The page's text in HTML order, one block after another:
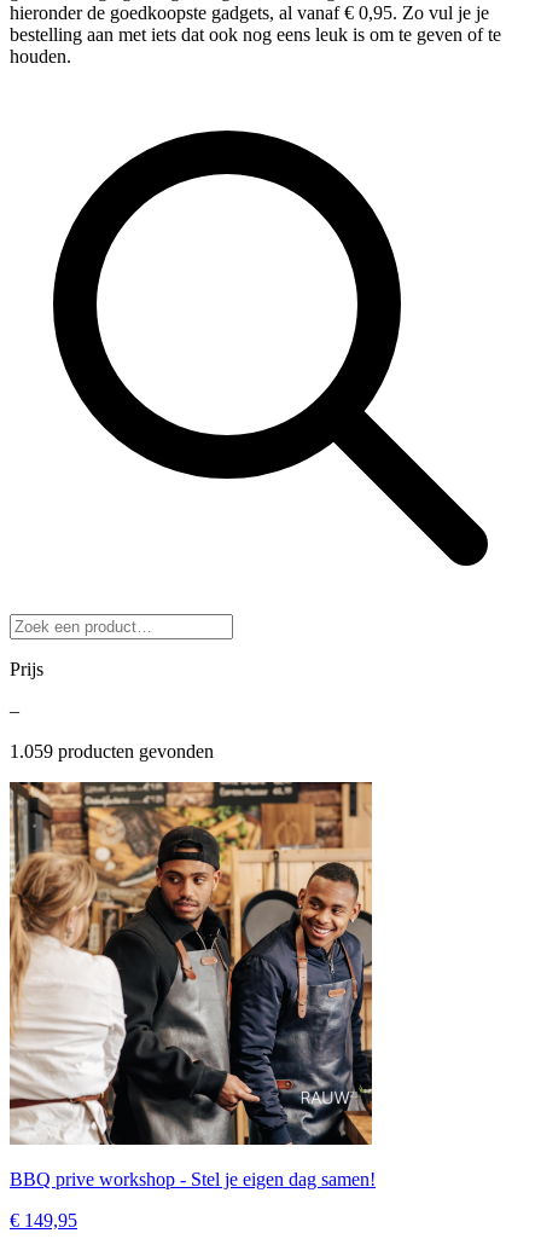
hieronder de goedkoopste gadgets, al vanaf € 0,95. Zo vul je je
bestelling aan met iets dat ook nog eens leuk is om te geven of te
houden.
Prijs
–
1.059 producten gevonden
BBQ prive workshop - Stel je eigen dag samen!
€ 149,95